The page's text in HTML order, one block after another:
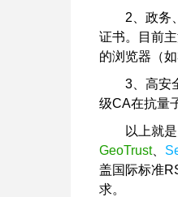
2、政务
证书。目前
的浏览器（
3、高安
级CA在抗量
以上就
GeoTrust、
盖国际标准
求。